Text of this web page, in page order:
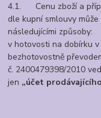
4.1. Cenu zboží a
dle kupní smlouvy
následujícími způsoby:
v hotovosti na dobírku
bezhotovostně
č. 2400479398/2010
jen „účet